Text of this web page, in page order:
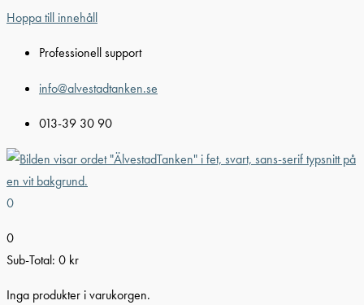
Hoppa till innehåll
Professionell support
info@alvestadtanken.se
013-39 30 90
0
0
Sub-Total: 0 kr
Inga produkter i varukorgen.